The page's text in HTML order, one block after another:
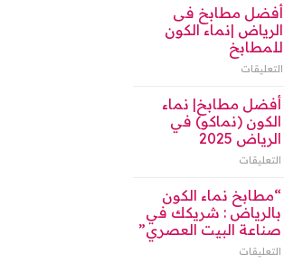
تصميم
مطابخ
بالرياض
مغلقة
أفضل مطابخ فى
الرياض |نماء الكون
للمطابخ
التعليقات
مطابخ
فى
الرياض
|
نماء
للمطابخ
مغلقة
أفضل مطابخ| نماء
الكون (نماكو) في
الرياض 2025
التعليقات
مطابخ|
نماء
الكون
(نماكو)
“مطابخ نماء الكون
بالرياض : شريكك في
صناعة البيت العصري”
التعليقات